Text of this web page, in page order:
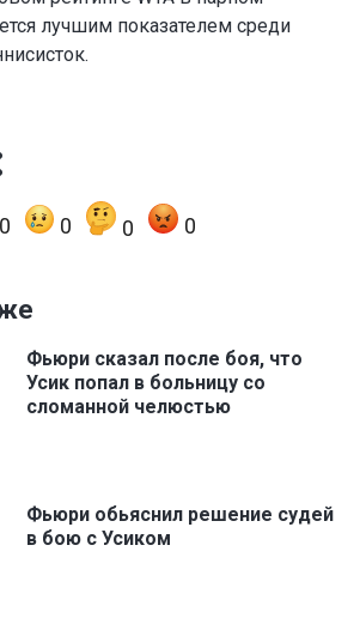
лучшим показателем среди
0 0 0 0
Фьюри сказал после боя, что
Усик попал в больницу со
сломанной челюстью
Фьюри обьяснил решение судей
в бою с Усиком